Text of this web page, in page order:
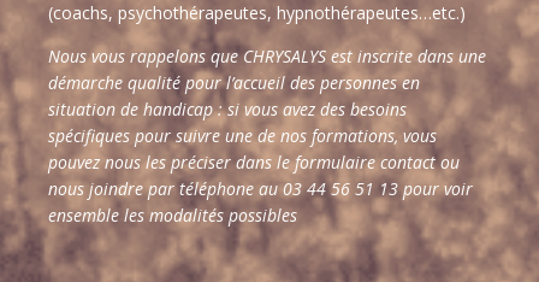
(coachs, psychothérapeutes, hypnothérapeutes…etc.)
Nous vous rappelons que CHRYSALYS est inscrite dans une
démarche qualité pour l’accueil des personnes en
situation de handicap : si vous avez des besoins
spécifiques pour suivre une de nos formations, vous
pouvez nous les préciser dans le formulaire contact ou
nous joindre par téléphone au 03 44 56 51 13 pour voir
ensemble les modalités possibles